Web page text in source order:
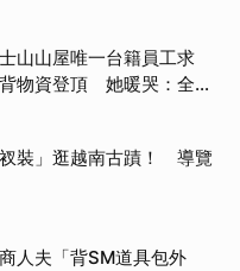
山山屋唯一台籍員工求
物資登頂 她暖哭：全世
裝」逛越南古蹟！ 導覽
人夫「背SM道具包外